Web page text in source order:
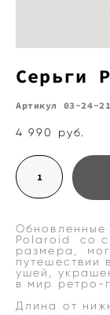
Серьги
Артикул 03-24-21
4 990 pуб.
Обновленные
Polaroid cо
размера,
путешествии
ушей,
в мир ретро-
Длина от